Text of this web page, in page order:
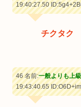
19:40:27.50
チクタク
46 名前:一般よりも上
19:43:40.65